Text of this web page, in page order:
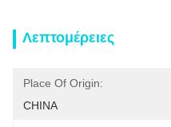
Λεπτομέρειες
Place Of Origin:
CHINA